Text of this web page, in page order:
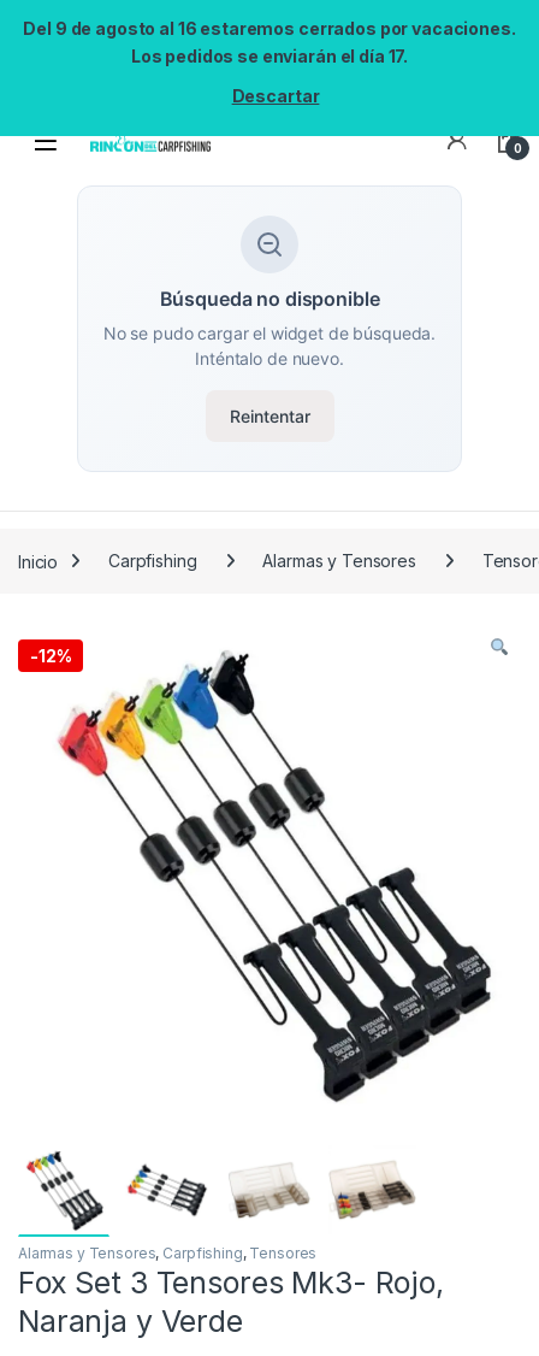
Del 9 de agosto al 16 estaremos cerrados por vacaciones.
Los pedidos se enviarán el día 17.
Descartar
0
Búsqueda no disponible
No se pudo cargar el widget de búsqueda.
Inténtalo de nuevo.
Reintentar
Inicio Carpfishing Alarmas y Tensores
-12%
Alarmas y Tensores, Carpfishing, Tensores
Fox Set 3 Tensores Mk3- Rojo,
Naranja y Verde